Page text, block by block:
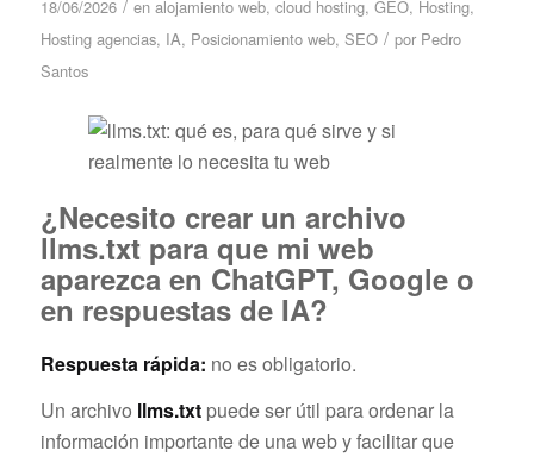
18/06/2026 / en alojamiento web, cloud hosting, GEO, Hosting,
Hosting agencias, IA, Posicionamiento web, SEO / por Pedro
Santos
¿Necesito crear un archivo
llms.txt para que mi web
aparezca en ChatGPT, Google o
en respuestas de IA?
Respuesta rápida: no es obligatorio.
Un archivo llms.txtpuede ser útil para ordenar la
información importante de una web y facilitar que